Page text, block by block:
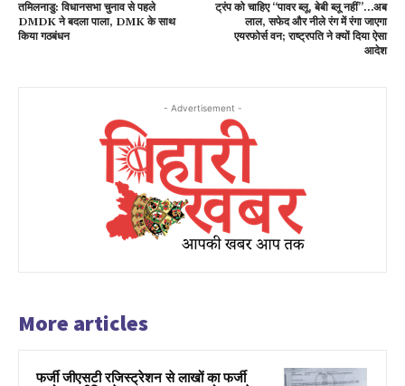
तमिलनाडु: विधानसभा चुनाव से पहले
DMDK ने बदला पाला, DMK के साथ
किया गठबंधन
ट्रंप को चाहिए “पावर ब्लू, बेबी ब्लू नहीं”…अब
लाल, सफेद और नीले रंग में रंगा जाएगा
एयरफोर्स वन; राष्ट्रपति ने क्यों दिया ऐसा
आदेश
- Advertisement -
More articles
फर्जी जीएसटी रजिस्ट्रेशन से लाखों का फर्जी